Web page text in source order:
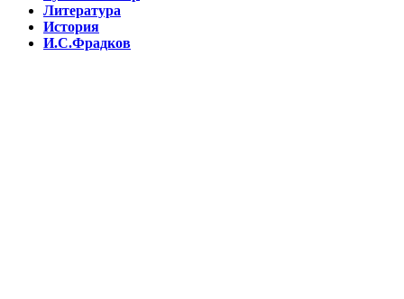
Литература
История
И.С.Фрадков